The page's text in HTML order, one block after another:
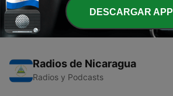
Radios de Nicaragua
Radios y Podcasts
DESCARGAR APP